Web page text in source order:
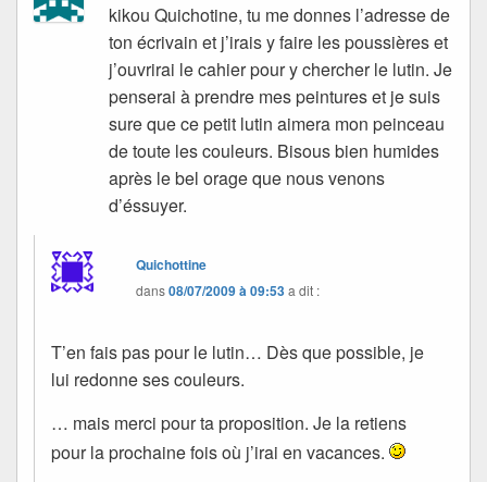
kikou Quichotine, tu me donnes l’adresse de
ton écrivain et j’irais y faire les poussières et
j’ouvrirai le cahier pour y chercher le lutin. Je
penserai à prendre mes peintures et je suis
sure que ce petit lutin aimera mon peinceau
de toute les couleurs. Bisous bien humides
après le bel orage que nous venons
d’éssuyer.
Quichottine
dans08/07/2009 à 09:53a dit :
T’en fais pas pour le lutin… Dès que possible, je
lui redonne ses couleurs.
… mais merci pour ta proposition. Je la retiens
pour la prochaine fois où j’irai en vacances.